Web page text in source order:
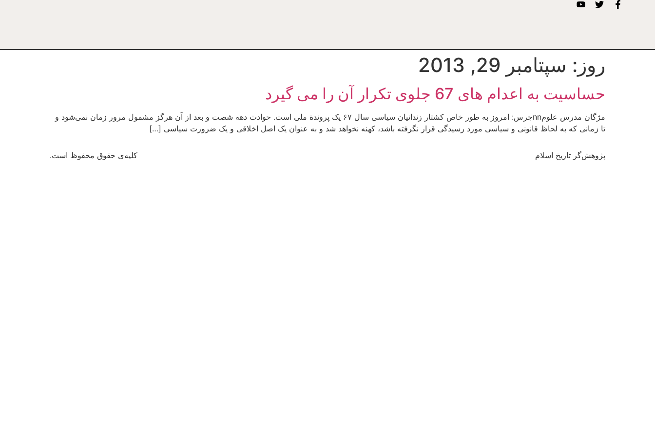
روز: سپتامبر 29, 2013
حساسیت به اعدام های 67 جلوی تکرار آن را می گیرد
مژگان مدرس علومnnجرس: امروز به طور خاص کشتار زندانیان سیاسی سال ۶۷ یک پروندة ملی است. حوادث دهه شصت و بعد از آن هرگز مشمول مرور زمان نمی‌شود و
تا زمانی که به لحاظ قانونی و سیاسی مورد رسیدگی قرار نگرفته باشد، کهنه نخواهد شد و به عنوان یک اصل اخلاقی و یک ضرورت سیاسی […]
پژوهش‌گر تاریخ اسلام کلیه‌ی حقوق محفوظ است.